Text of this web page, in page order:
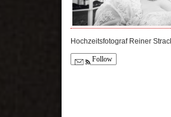
Hochzeitsfotograf Reiner
Follow